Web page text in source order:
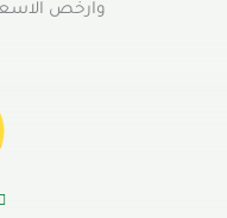
وارخص
